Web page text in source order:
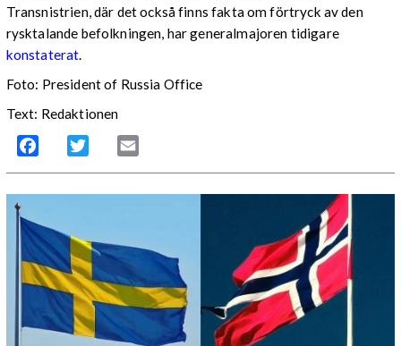
Transnistrien, där det också finns fakta om förtryck av den
rysktalande befolkningen, har generalmajoren tidigare
konstaterat.
Foto: President of Russia Office
Text: Redaktionen
Facebook Twitter